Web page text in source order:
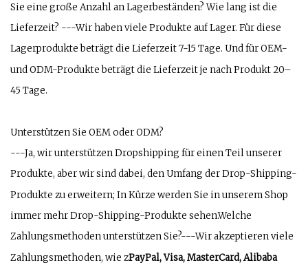
Sie eine große Anzahl an Lagerbeständen? Wie lang ist die
Lieferzeit? ---Wir haben viele Produkte auf Lager. Für diese
Lagerprodukte beträgt die Lieferzeit 7-15 Tage. Und für OEM-
und ODM-Produkte beträgt die Lieferzeit je nach Produkt 20–
45 Tage.
Unterstützen Sie OEM oder ODM?
---Ja, wir unterstützen Dropshipping für einen Teil unserer
Produkte, aber wir sind dabei, den Umfang der Drop-Shipping-
Produkte zu erweitern; In Kürze werden Sie in unserem Shop
immer mehr Drop-Shipping-Produkte sehen.Welche
Zahlungsmethoden unterstützen Sie?---Wir akzeptieren viele
Zahlungsmethoden, wie zPayPal, Visa, MasterCard, Alibaba